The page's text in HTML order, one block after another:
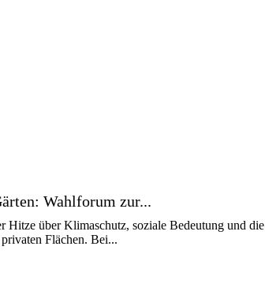
Wahlforum zur...
Hitze über Klimaschutz, soziale Bedeutung und die
Flächen. Bei...